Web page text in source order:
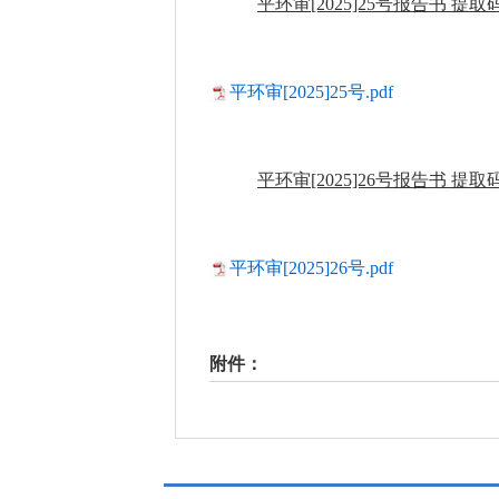
平环审[2025]25号报告书 提取
平环审[2025]25号.pdf
平环审[2025]26号报告书 提取
平环审[2025]26号.pdf
附件：